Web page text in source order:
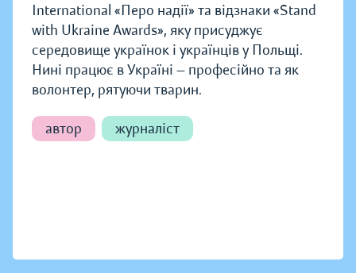
International «Перо надії» та відзнаки «Stand
with Ukraine Awards», яку присуджує
середовище українок і українців у Польщі.
Нині працює в Україні — професійно та як
волонтер, рятуючи тварин.
автор журналіст